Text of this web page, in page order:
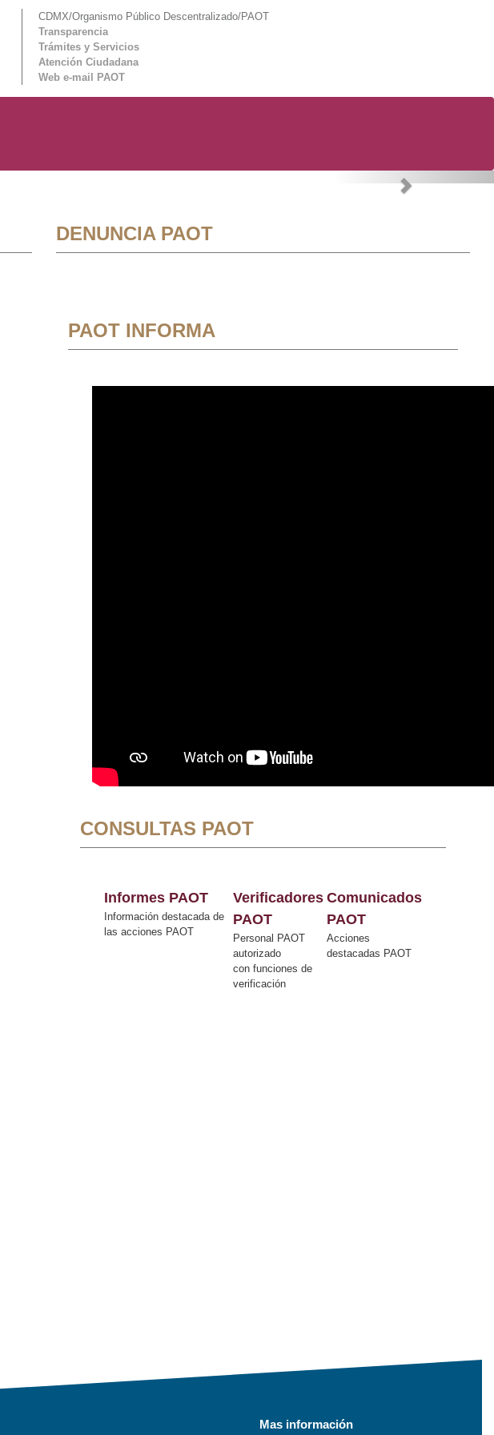
CDMX/Organismo Público Descentralizado/PAOT
Transparencia
Trámites y Servicios
Atención Ciudadana
Web e-mail PAOT
Next
DENUNCIA PAOT
PAOT INFORMA
CONSULTAS PAOT
Informes PAOT
Información destacada de
las acciones PAOT
Verificadores
PAOT
Personal PAOT
autorizado
con funciones de
verificación
Comunicados
PAOT
Acciones
destacadas PAOT
Mas información